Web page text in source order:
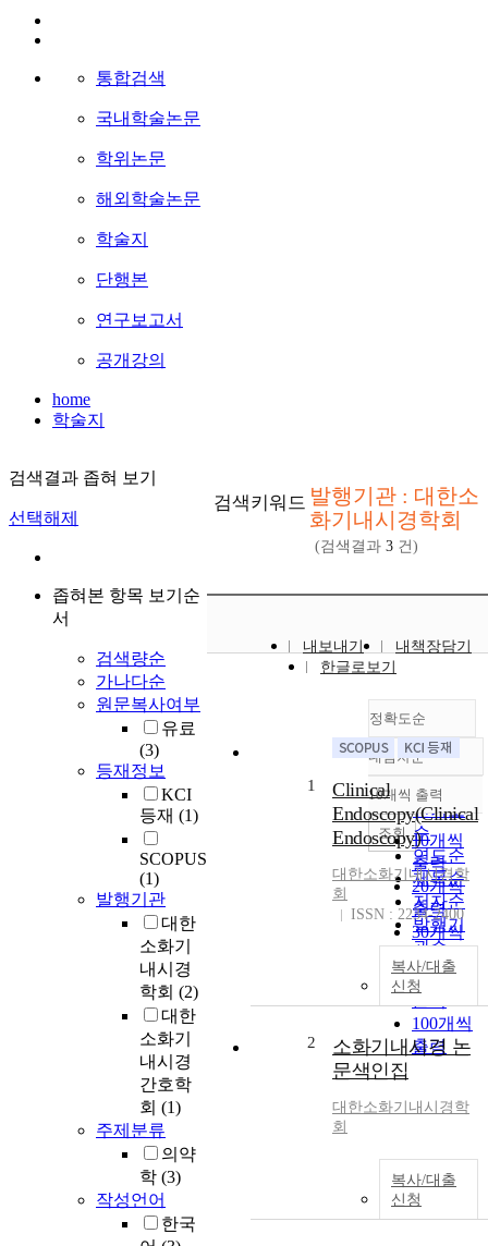
통합검색
국내학술논문
학위논문
해외학술논문
학술지
단행본
연구보고서
공개강의
home
학술지
검색결과 좁혀 보기
선택해제
좁혀본 항목 보기순
서
검색량순
가나다순
원문복사여부
유료
(3)
등재정보
KCI
등재 (1)
SCOPUS
(1)
발행기관
대한
소화기
내시경
학회 (2)
대한
소화기
내시경
간호학
회 (1)
주제분류
의약
학 (3)
작성언어
한국
검색키워드 발행기관 : 대한소
화기내시경학회
(검색결과 3 건)
내보내기
내책장담기
한글로보기
정확도순
정확도
순
인기도
순
연도순
제목순
저자순
발행기
관순
내림차순
내림차순
10개씩 출력
10개씩
출력
20개씩
출력
30개씩
출력
50개씩
출력
100개씩
출력
조회
1
Clinical
Endoscopy(Clinical
Endoscopy)
대한소화기내시경학
회
ISSN : 2234-2400
복사/대출
신청
2
소화기내시경 논
문색인집
대한소화기내시경학
회
복사/대출
신청